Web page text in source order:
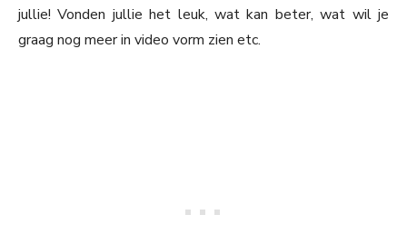
jullie! Vonden jullie het leuk, wat kan beter, wat wil je
graag nog meer in video vorm zien etc.